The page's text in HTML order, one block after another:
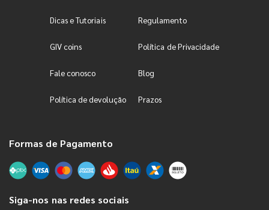
Dicas e Tutoriais Regulamento
GIV coins Política de Privacidade
Fale conosco Blog
Política de devolução Prazos
Formas de Pagamento
Siga-nos nas redes sociais